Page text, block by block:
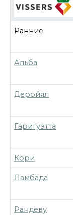
Ранние
Альба
Деройял
Гаригуэтта
Кори
Ламбада
Рандеву